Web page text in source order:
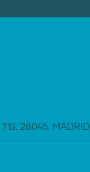
28045. MADRID